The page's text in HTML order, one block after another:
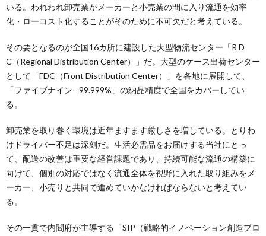
いる。われわれ卸売業がメーカーと小売業の間に入り流通を効率
化・ローコスト化することがそのために不可欠だと考えている。
その要となるのが全国16カ所に建設した大型物流センター「R D
C（Regional Distribution Center）」だ。大型のケース出荷センター
として「FDC（Front Distribution Center）」を各地に展開して、
「ファイブナイン= 99.999%」の納品精度で全国をカバーしてい
る。
卸売業を取り巻く環境は近年ますます厳しさを増している。とりわ
けドライバー不足は深刻だ。生活必需品をお届けする当社にとっ
て、配送の改善は重要な経営課題であり、持続可能な流通の構築に
向けて、個別の対応ではなく流通全体を視野に入れた取り組みをメ
ーカー、小売りと共同で進めていかなければならないと考えてい
る。
その一貫で内閣府が主導する「SIP（戦略的イノベーション創造プロ